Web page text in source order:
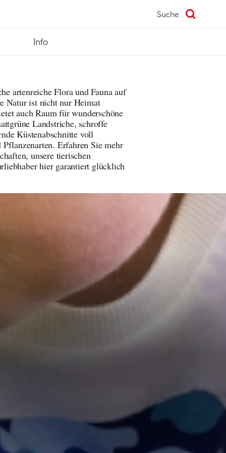
Suche
Info
artenreiche Flora und Fauna auf
Natur ist nicht nur Heimat
auch Raum für wunderschöne
Landstriche, schroffe
Küstenabschnitte voll
Erfahren Sie mehr
unsere tierischen
hier garantiert glücklich